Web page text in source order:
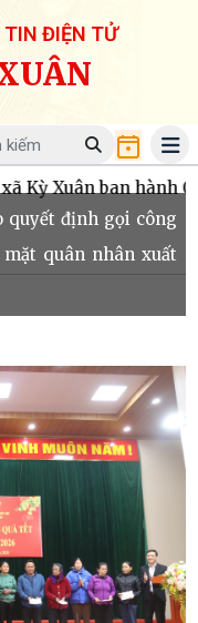
TIN ĐIỆN TỬ
Xuân ban hành
quyết định gọi công
quân nhân xuất